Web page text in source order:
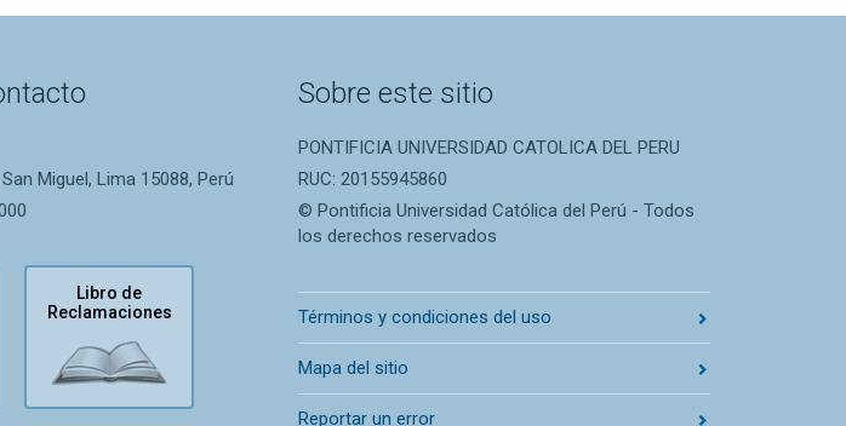
Miguel, Lima 15088, Perú
Libro de
Reclamaciones
Sobre este sitio
PONTIFICIA UNIVERSIDAD CATOLICA DEL PERU
RUC: 20155945860
© Pontificia Universidad Católica del Perú - Todos
los derechos reservados
Términos y condiciones del uso
Mapa del sitio
Reportar un error